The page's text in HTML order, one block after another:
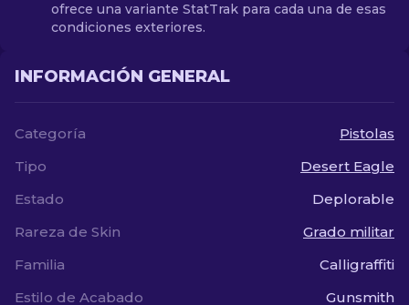
ofrece una variante StatTrak para cada una de esas
condiciones exteriores.
INFORMACIÓN GENERAL
Categoría
Pistolas
Tipo
Desert Eagle
Estado
Deplorable
Rareza de Skin
Grado militar
Familia
Calligraffiti
Estilo de Acabado
Gunsmith